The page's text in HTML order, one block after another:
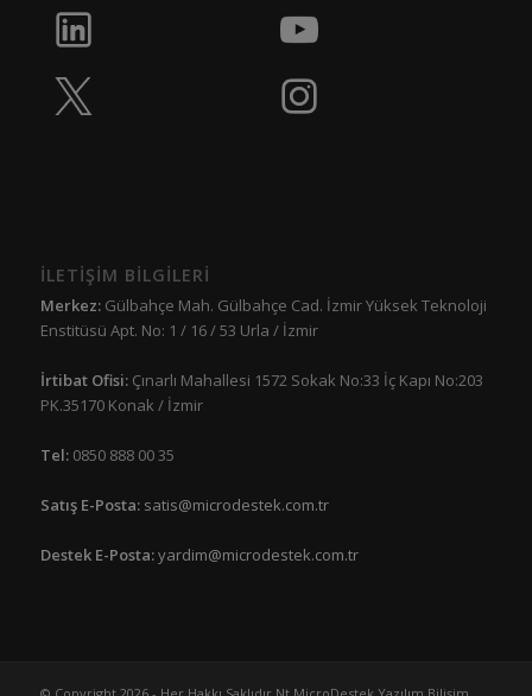
İLETİŞİM BİLGİLERİ
Merkez:Gülbahçe Mah. Gülbahçe Cad. İzmir Yüksek Teknoloji
Enstitüsü Apt. No: 1 / 16 / 53 Urla / İzmir
İrtibat Ofisi: Çınarlı Mahallesi 1572 Sokak No:33 İç Kapı No:203
PK.35170 Konak / İzmir
Tel:0850 888 00 35
Satış E-Posta: satis@microdestek.com.tr
Destek E-Posta:yardim@microdestek.com.tr